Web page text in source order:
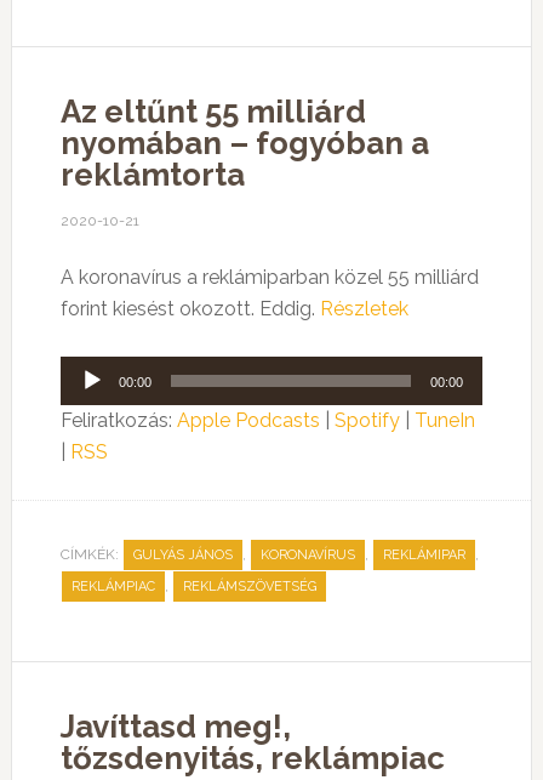
Az eltűnt 55 milliárd
nyomában – fogyóban a
reklámtorta
2020-10-21
A koronavírus a reklámiparban közel 55 milliárd
forint kiesést okozott. Eddig. Részletek
Audió
lejátszó
00:00 00:00
Feliratkozás: Apple Podcasts Spotify| TuneIn
RSS
CÍMKÉK: GULYÁS JÁNOS , KORONAVÍRUS , REKLÁMIPAR ,
REKLÁMPIAC , REKLÁMSZÖVETSÉG
Javíttasd meg!,
tőzsdenyitás, reklámpiac